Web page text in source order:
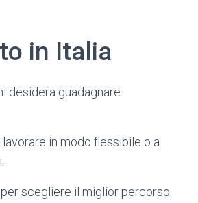
in Italia
desidera guadagnare
in modo flessibile o a
scegliere il miglior percorso